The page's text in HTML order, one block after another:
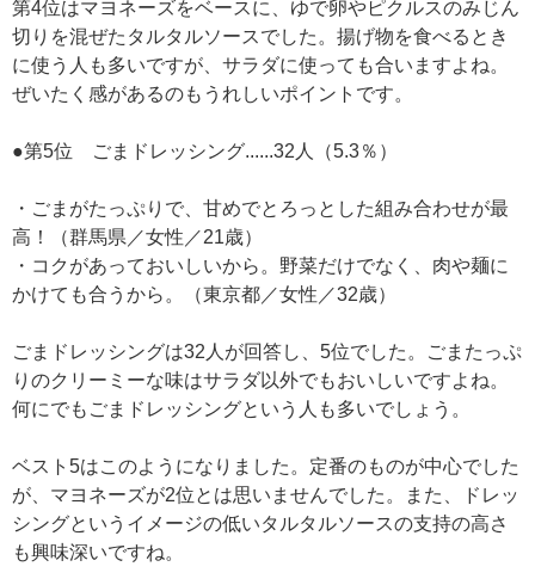
第4位はマヨネーズをベースに、ゆで卵やピクルスのみじん
切りを混ぜたタルタルソースでした。揚げ物を食べるとき
に使う人も多いですが、サラダに使っても合いますよね。
ぜいたく感があるのもうれしいポイントです。
●第5位 ごまドレッシング......32人（5.3％）
・ごまがたっぷりで、甘めでとろっとした組み合わせが最
高！（群馬県／女性／21歳）
・コクがあっておいしいから。野菜だけでなく、肉や麺に
かけても合うから。（東京都／女性／32歳）
ごまドレッシングは32人が回答し、5位でした。ごまたっぷ
りのクリーミーな味はサラダ以外でもおいしいですよね。
何にでもごまドレッシングという人も多いでしょう。
ベスト5はこのようになりました。定番のものが中心でした
が、マヨネーズが2位とは思いませんでした。また、ドレッ
シングというイメージの低いタルタルソースの支持の高さ
も興味深いですね。